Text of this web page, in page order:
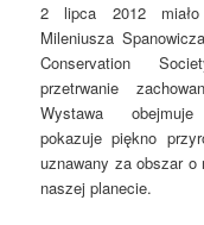
2 lipca 2012 miało
Mileniusza
Conservation
przetrwanie
Wystawa
pokazuje piękno
uznawany za obszar o
naszej planecie.